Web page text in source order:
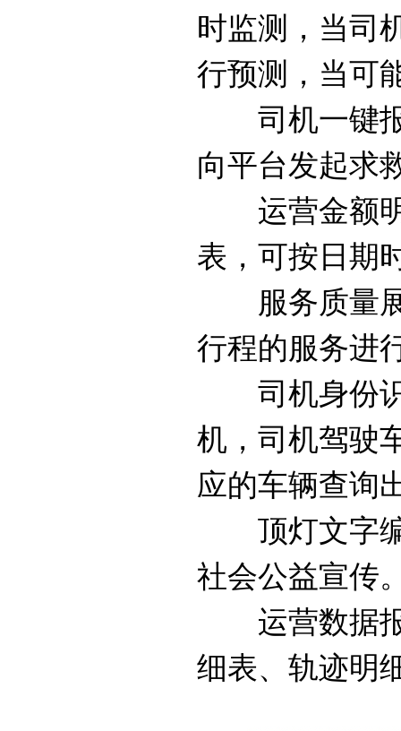
时监测，当司
行预测，当可
司机一键报
向平台发起求
运营金额明
表，可按日期
服务质量展
行程的服务进
司机身份识
机，司机驾驶
应的车辆查询
顶灯文字编
社会公益宣传
运营数据报
细表、轨迹明